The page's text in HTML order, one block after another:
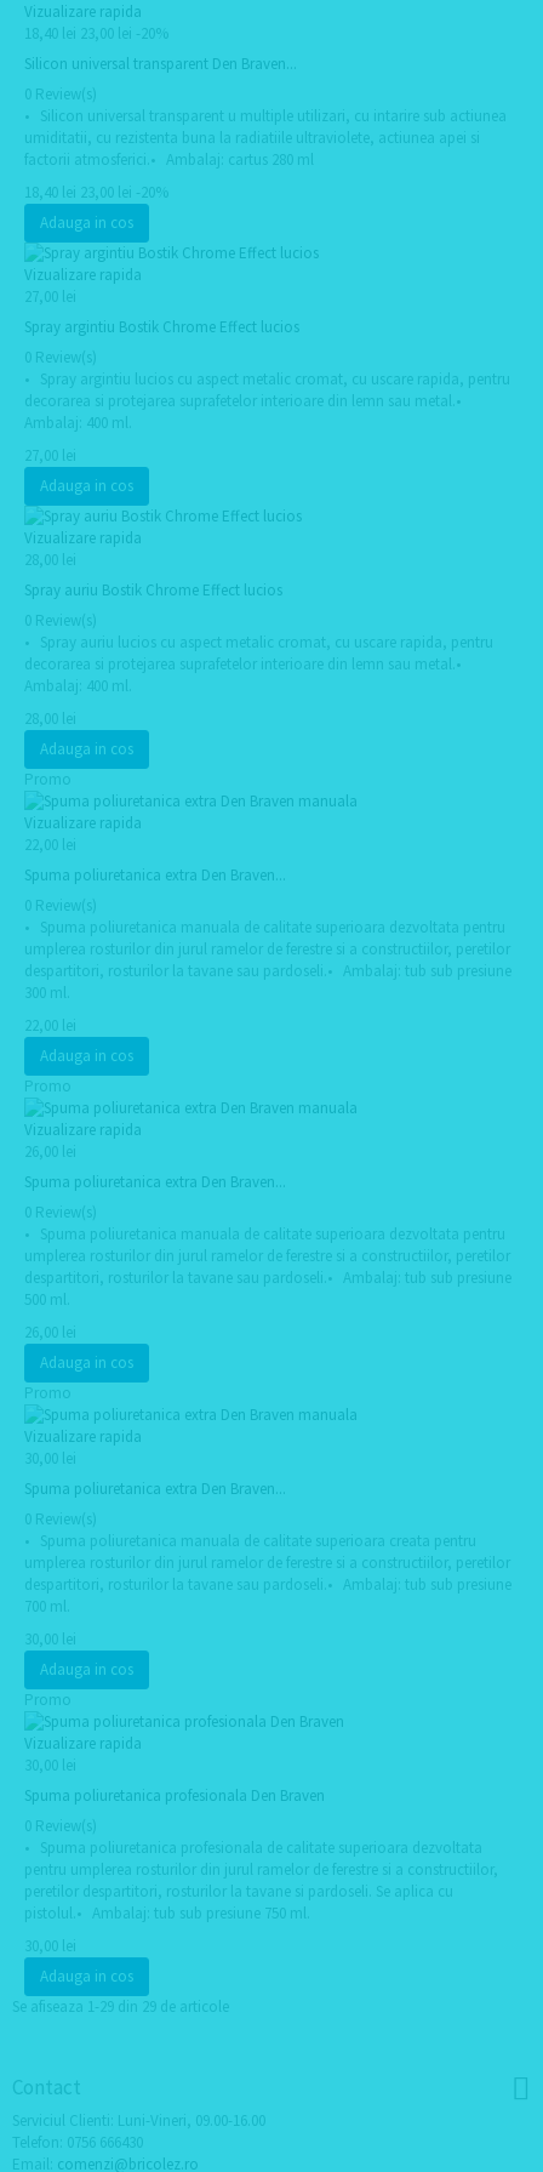
Vizualizare rapida
18,40 lei 23,00 lei -20%
Silicon universal transparent Den Braven...
0 Review(s)
• Silicon universal transparent u multiple utilizari, cu intarire sub actiunea
umiditatii, cu rezistenta buna la radiatiile ultraviolete, actiunea apei si
factorii atmosferici.• Ambalaj: cartus 280 ml
18,40 lei 23,00 lei -20%
Adauga in cos
Vizualizare rapida
27,00 lei
Spray argintiu Bostik Chrome Effect lucios
0 Review(s)
• Spray argintiu lucios cu aspect metalic cromat, cu uscare rapida, pentru
decorarea si protejarea suprafetelor interioare din lemn sau metal.•
Ambalaj: 400 ml.
27,00 lei
Adauga in cos
Vizualizare rapida
28,00 lei
Spray auriu Bostik Chrome Effect lucios
0 Review(s)
• Spray auriu lucios cu aspect metalic cromat, cu uscare rapida, pentru
decorarea si protejarea suprafetelor interioare din lemn sau metal.•
Ambalaj: 400 ml.
28,00 lei
Adauga in cos
Promo
Vizualizare rapida
22,00 lei
Spuma poliuretanica extra Den Braven...
0 Review(s)
• Spuma poliuretanica manuala de calitate superioara dezvoltata pentru
umplerea rosturilor din jurul ramelor de ferestre si a constructiilor, peretilor
despartitori, rosturilor la tavane sau pardoseli.• Ambalaj: tub sub presiune
300 ml.
22,00 lei
Adauga in cos
Promo
Vizualizare rapida
26,00 lei
Spuma poliuretanica extra Den Braven...
0 Review(s)
• Spuma poliuretanica manuala de calitate superioara dezvoltata pentru
umplerea rosturilor din jurul ramelor de ferestre si a constructiilor, peretilor
despartitori, rosturilor la tavane sau pardoseli.• Ambalaj: tub sub presiune
500 ml.
26,00 lei
Adauga in cos
Promo
Vizualizare rapida
30,00 lei
Spuma poliuretanica extra Den Braven...
0 Review(s)
• Spuma poliuretanica manuala de calitate superioara creata pentru
umplerea rosturilor din jurul ramelor de ferestre si a constructiilor, peretilor
despartitori, rosturilor la tavane sau pardoseli.• Ambalaj: tub sub presiune
700 ml.
30,00 lei
Adauga in cos
Promo
Vizualizare rapida
30,00 lei
Spuma poliuretanica profesionala Den Braven
0 Review(s)
• Spuma poliuretanica profesionala de calitate superioara dezvoltata
pentru umplerea rosturilor din jurul ramelor de ferestre si a constructiilor,
peretilor despartitori, rosturilor la tavane si pardoseli. Se aplica cu
pistolul.• Ambalaj: tub sub presiune 750 ml.
30,00 lei
Adauga in cos
Se afiseaza 1-29 din 29 de articole
Contact
Serviciul Clienti: Luni-Vineri, 09.00-16.00
Telefon: 0756 666430
Email: comenzi@bricolez.ro